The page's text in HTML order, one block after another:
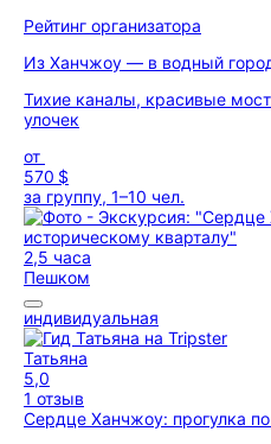
Рейтинг организатора
Из Ханчжоу — в водный
Тихие каналы, красивые
улочек
от
570 $
за группу, 1–10 чел.
2,5 часа
Пешком
индивидуальная
Татьяна
5,0
1 отзыв
Сердце Ханчжоу: прогулка